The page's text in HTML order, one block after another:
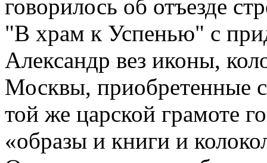
говорилось об отъезде
"В храм к Успенью" с
Александр вез иконы,
Москвы, приобретенные
той же царской грамоте
«образы и книги и